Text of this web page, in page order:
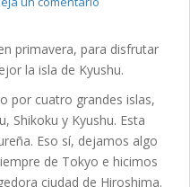
primavera, para disfrutar
la isla de Kyushu.
por cuatro grandes islas,
Shikoku y Kyushu. Esta
Eso sí, dejamos algo
de Tokyo e hicimos
ciudad de Hiroshima.